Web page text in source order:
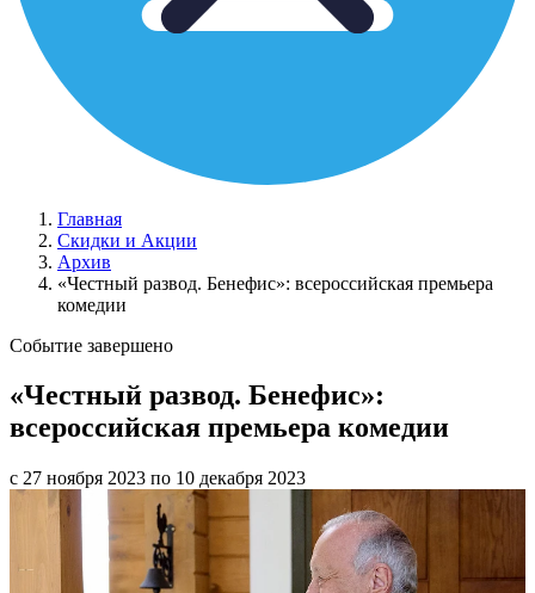
Главная
Скидки и Акции
Архив
«Честный развод. Бенефис»: всероссийская премьера
комедии
Событие завершено
«Честный развод. Бенефис»:
всероссийская премьера комедии
с 27 ноября 2023 по 10 декабря 2023